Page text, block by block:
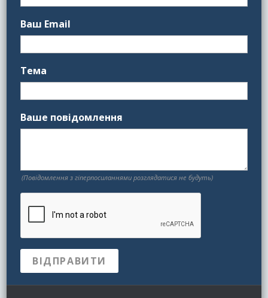
Ваш Email
Тема
Ваше повідомлення
(Повідомлення з гіперпосиланнями розглядатися не будуть)